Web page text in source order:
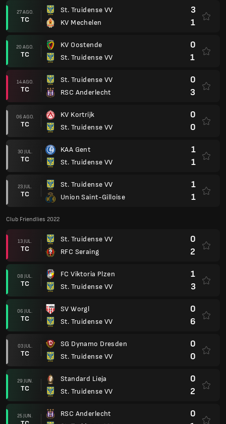
27 AGO.
TC
St. Truidense VV
KV Mechelen
3
1
20 AGO.
TC
KV Oostende
St. Truidense VV
0
1
14 AGO.
TC
St. Truidense VV
RSC Anderlecht
0
3
06 AGO.
TC
KV Kortrijk
St. Truidense VV
0
0
30 JUL.
TC
KAA Gent
St. Truidense VV
1
1
23 JUL.
TC
St. Truidense VV
Union Saint-Gilloise
1
1
Club Friendlies 2022
13 JUL.
TC
St. Truidense VV
RFC Seraing
0
2
08 JUL.
TC
FC Viktoria Plzen
St. Truidense VV
1
3
06 JUL.
TC
SV Worgl
St. Truidense VV
0
6
03 JUL.
TC
SG Dynamo Dresden
St. Truidense VV
0
0
29 JUN.
TC
Standard Lieja
St. Truidense VV
0
2
25 JUN.
RSC Anderlecht
0